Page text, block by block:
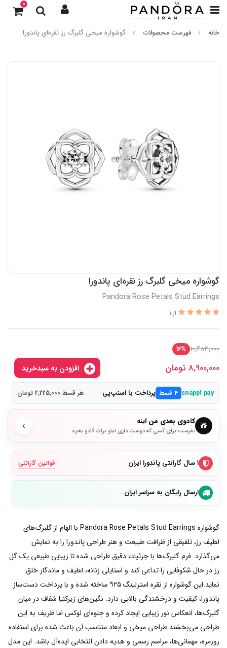
0
خانه فهرست محصولات گوشواره میخی گلبرگ رز نقره‌ای پاندورا
گوشواره میخی گلبرگ رز نقره‌ای پاندورا
Pandora Rose Petals Stud Earrings
از 1
10,483,000
16%
8,900,000 تومان
snapp! pay ۴ قسط پرداخت با اسنپ‌پی هر قسط 2,225,000 تومان
کادوی بعدی من اینه
بفرست برای کسی که دوست داری اینو برات کادو بخره
۱ سال گارانتی پاندورا ایران قوانین گارانتی
ارسال رایگان به سراسر ایران
گوشواره Pandora Rose Petals Stud Earrings با الهام از گلبرگ‌های
لطیف رز، تلفیقی از ظرافت طبیعت و هنر طراحی پاندورا را به نمایش
می‌گذارد. فرم گلبرگ‌ها با جزئیات دقیق طراحی شده تا زیبایی طبیعی یک گل
رز در حال شکوفایی را تداعی کند و استایلی زنانه، لطیف و ماندگار خلق
نماید.این گوشواره از نقره استرلینگ ۹۲۵ ساخته شده و با پرداخت دست‌ساز
پاندورا، کیفیت و درخشندگی بالایی دارد. نگین‌های زیرکنیا شفاف در میان
گلبرگ‌ها، انعکاس نور زیبایی ایجاد کرده و جلوه‌ای لوکس اما ظریف به این
طراحی می‌بخشند.طراحی میخی و ابعاد متناسب آن باعث شده برای استفاده
روزمره، مهمانی‌ها، مراسم رسمی و هدیه دادن انتخابی ایده‌آل باشد. این مدل